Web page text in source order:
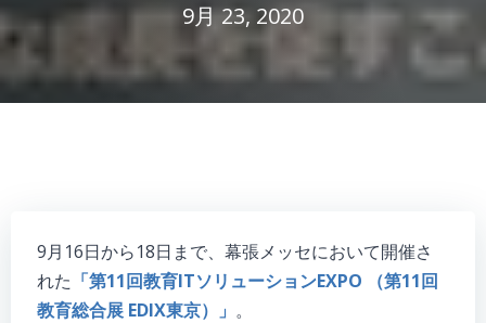
9月 23, 2020
9月16日から18日まで、幕張メッセにおいて開催さ
れた 「第11回教育ITソリューションEXPO （第11回
教育総合展 EDIX東京）」 。